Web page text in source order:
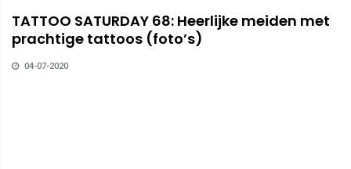
TATTOO SATURDAY 68: Heerlijke meiden met
prachtige tattoos (foto’s)
04-07-2020